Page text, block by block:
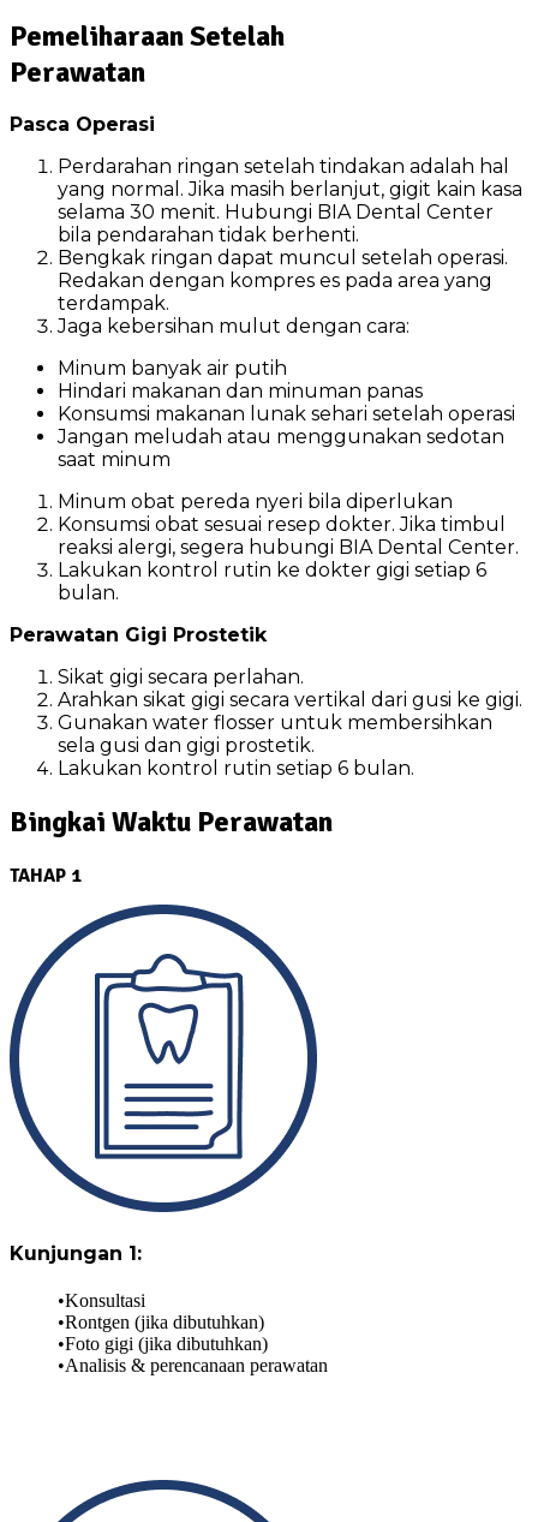
Pemeliharaan Setelah
Perawatan
Pasca Operasi
Perdarahan ringan setelah tindakan adalah hal
yang normal. Jika masih berlanjut, gigit kain kasa
selama 30 menit. Hubungi BIA Dental Center
bila pendarahan tidak berhenti.
Bengkak ringan dapat muncul setelah operasi.
Redakan dengan kompres es pada area yang
terdampak.
Jaga kebersihan mulut dengan cara:
Minum banyak air putih
Hindari makanan dan minuman panas
Konsumsi makanan lunak sehari setelah operasi
Jangan meludah atau menggunakan sedotan
saat minum
Minum obat pereda nyeri bila diperlukan
Konsumsi obat sesuai resep dokter. Jika timbul
reaksi alergi, segera hubungi BIA Dental Center.
Lakukan kontrol rutin ke dokter gigi setiap 6
bulan.
Perawatan Gigi Prostetik
Sikat gigi secara perlahan.
Arahkan sikat gigi secara vertikal dari gusi ke gigi.
Gunakan water flosser untuk membersihkan
sela gusi dan gigi prostetik.
Lakukan kontrol rutin setiap 6 bulan.
Bingkai Waktu Perawatan
TAHAP 1
Kunjungan 1:
Konsultasi
Rontgen (jika dibutuhkan)
Foto gigi (jika dibutuhkan)
Analisis & perencanaan perawatan